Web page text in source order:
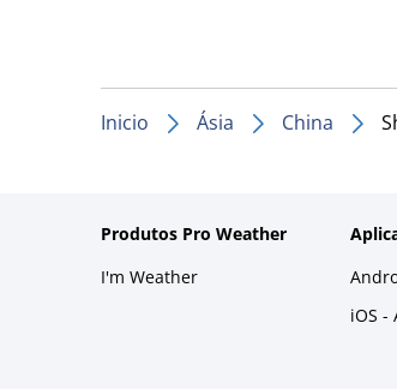
Inicio Ásia China
Produtos Pro Weather
I'm Weather
iOS -